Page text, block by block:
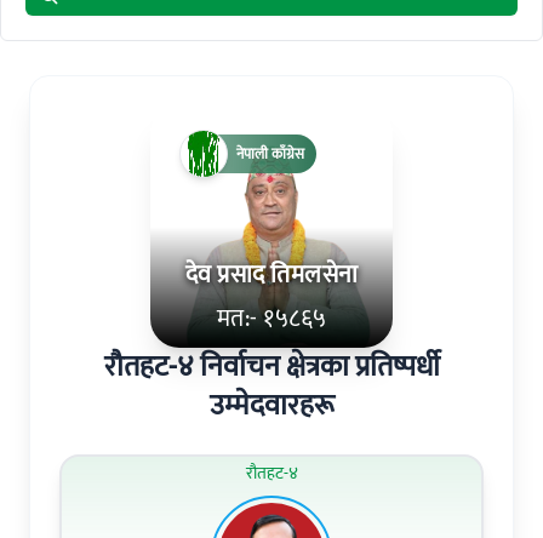
देव प्रसाद तिमलसेना
मत:- १५८६५
नेपाली काँग्रेस
रौतहट-४ निर्वाचन क्षेत्रका प्रतिष्पर्धी
उम्मेदवारहरू
रौतहट-४